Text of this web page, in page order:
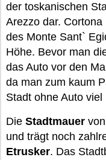
der toskanischen
Arezzo dar. Cortona
des Monte Sant`
Höhe. Bevor man
das Auto vor den
da man zum kaum
Stadt ohne Auto
Die Stadtmauer
und trägt noch
Etrusker. Das